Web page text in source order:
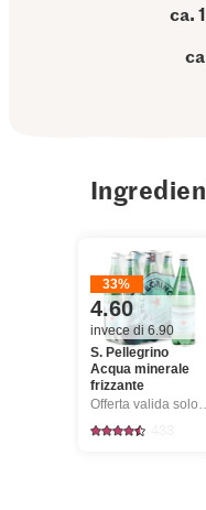
ca.
33%
4.60
invece di 6.90
S. Pellegrino
Acqua minerale
frizzante
Offerta valida solo dal 6.8 al